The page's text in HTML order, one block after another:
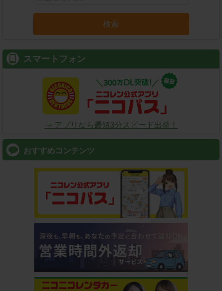
検索
スマートフォン
⇒ アプリなら最短3分スピード出発！
おすすめコンテンツ